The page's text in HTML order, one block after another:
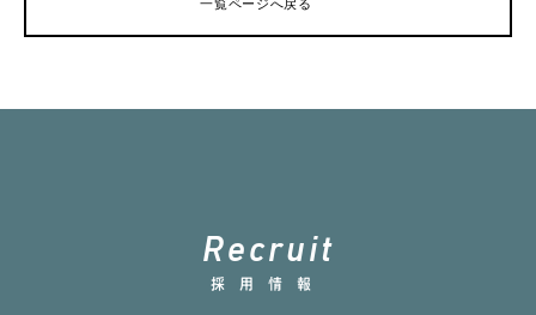
一覧ページへ戻る
Recruit
採用情報